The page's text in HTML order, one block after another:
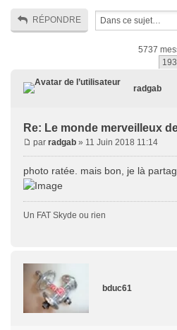
RÉPONDRE
5737
193
radgab
Re: Le monde merveilleux
par radgab » 11 Juin 2018 11:14
photo ratée. mais bon, je là
Un FAT Skyde ou rien
bduc61